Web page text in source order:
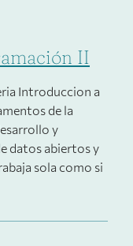
II
Introduccion a
de la
y
datos abiertos y
sola como si